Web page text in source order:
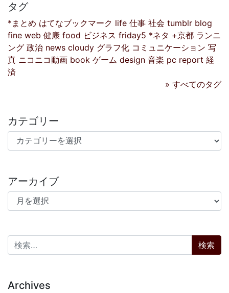
タグ
*まとめ はてなブックマーク life 仕事 社会 tumblr blog
fine web 健康 food ビジネス friday5 *ネタ +京都 ランニ
ング 政治 news cloudy グラフ化 コミュニケーション 写
真 ニコニコ動画 book ゲーム design 音楽 pc report 経
済
» すべてのタグ
カテゴリー
カテゴリー
アーカイブ
アーカイブ
検索:
Archives